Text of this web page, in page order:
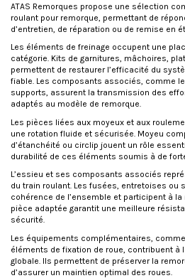
ATAS Remorques propose une sélection
roulant pour remorque, permettant de
d’entretien, de réparation ou de remise en
Les éléments de freinage occupent une
catégorie. Kits de garnitures, mâchoires,
permettent de restaurer l’efficacité du
fiable. Les composants associés, comme
supports, assurent la transmission des
adaptés au modèle de remorque.
Les pièces liées aux moyeux et aux
une rotation fluide et sécurisée. Moyeu
d’étanchéité ou circlip jouent un rôle
durabilité de ces éléments soumis à de
L’essieu et ses composants associés
du train roulant. Les fusées, entretoises ou
cohérence de l’ensemble et participent à
pièce adaptée garantit une meilleure
sécurité.
Les équipements complémentaires,
éléments de fixation de roue, contribuent à
globale. Ils permettent de préserver la
d’assurer un maintien optimal des roues.